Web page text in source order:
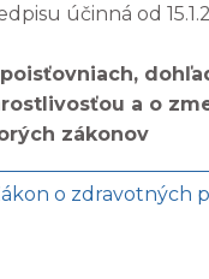
účinná od
a o
zákonov
o zdravotných